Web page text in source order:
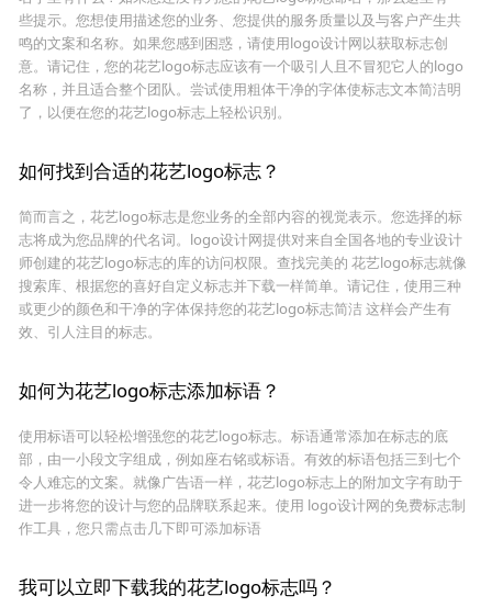
些提示。您想使用描述您的业务、您提供的服务质量以及与客户产生共
鸣的文案和名称。如果您感到困惑，请使用logo设计网以获取标志创
意。请记住，您的花艺logo标志应该有一个吸引人且不冒犯它人的logo
名称，并且适合整个团队。尝试使用粗体干净的字体使标志文本简洁明
了，以便在您的花艺logo标志上轻松识别。
如何找到合适的花艺logo标志？
简而言之，花艺logo标志是您业务的全部内容的视觉表示。您选择的标
志将成为您品牌的代名词。logo设计网提供对来自全国各地的专业设计
师创建的花艺logo标志的库的访问权限。查找完美的 花艺logo标志就像
搜索库、根据您的喜好自定义标志并下载一样简单。请记住，使用三种
或更少的颜色和干净的字体保持您的花艺logo标志简洁 这样会产生有
效、引人注目的标志。
如何为花艺logo标志添加标语？
使用标语可以轻松增强您的花艺logo标志。标语通常添加在标志的底
部，由一小段文字组成，例如座右铭或标语。有效的标语包括三到七个
令人难忘的文案。就像广告语一样，花艺logo标志上的附加文字有助于
进一步将您的设计与您的品牌联系起来。使用 logo设计网的免费标志制
作工具，您只需点击几下即可添加标语
我可以立即下载我的花艺logo标志吗？